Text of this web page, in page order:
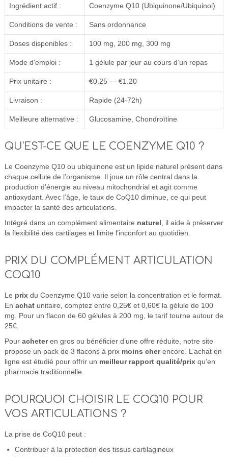
Ingrédient actif : Coenzyme Q10 (Ubiquinone/Ubiquinol)
Conditions de vente : Sans ordonnance
Doses disponibles : 100 mg, 200 mg, 300 mg
Mode d'emploi : 1 gélule par jour au cours d’un repas
Prix unitaire : €0.25 — €1.20
Livraison : Rapide (24-72h)
Meilleure alternative : Glucosamine, Chondroïtine
QU'EST-CE QUE LE COENZYME Q10 ?
Le Coenzyme Q10 ou ubiquinone est un lipide naturel présent dans
chaque cellule de l’organisme. Il joue un rôle central dans la
production d’énergie au niveau mitochondrial et agit comme
antioxydant. Avec l’âge, le taux de CoQ10 diminue, ce qui peut
impacter la santé des articulations.
Intégré dans un complément alimentaire naturel , il aide à préserver
la flexibilité des cartilages et limite l’inconfort au quotidien.
PRIX DU COMPLÉMENT ARTICULATION
COQ10
Le prixdu Coenzyme Q10 varie selon la concentration et le format.
En achatunitaire, comptez entre 0,25€ et 0,60€ la gélule de 100
mg. Pour un flacon de 60 gélules à 200 mg, le tarif tourne autour de
25€.
Pour acheteren gros ou bénéficier d’une offre réduite, notre site
propose un pack de 3 flacons à prix moins cherencore. L’achat en
ligne est étudié pour offrir un meilleur rapport qualité/prixqu’en
pharmacie traditionnelle.
POURQUOI CHOISIR LE COQ10 POUR
VOS ARTICULATIONS ?
La prise de CoQ10 peut :
Contribuer à la protection des tissus cartilagineux